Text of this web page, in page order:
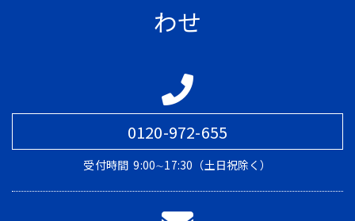
わせ
0120-972-655
受付時間 9:00∼17:30（土日祝除く）